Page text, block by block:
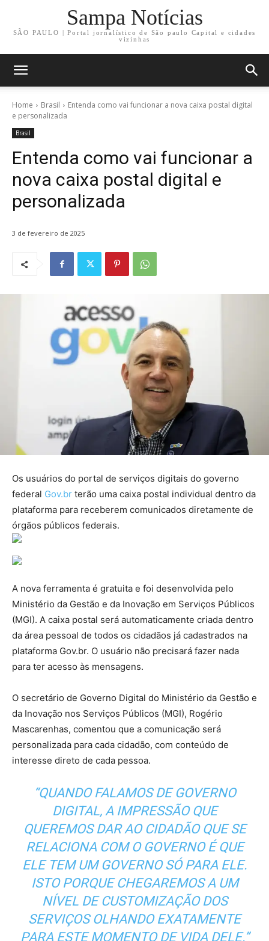
Sampa Notícias
SÃO PAULO | Portal jornalístico de São paulo Capital e cidades
vizinhas
Home Brasil
Entenda como vai funcionar a nova caixa postal digital
e personalizada
Brasil
Entenda como vai funcionar a
nova caixa postal digital e
personalizada
3 de fevereiro de 2025
Os usuários do portal de serviços digitais do governo
federal Gov.br terão uma caixa postal individual dentro da
plataforma para receberem comunicados diretamente de
órgãos públicos federais.
A nova ferramenta é gratuita e foi desenvolvida pelo
Ministério da Gestão e da Inovação em Serviços Públicos
(MGI). A caixa postal será automaticamente criada dentro
da área pessoal de todos os cidadãos já cadastrados na
plataforma Gov.br. O usuário não precisará fazer nada
para ter acesso às mensagens.
O secretário de Governo Digital do Ministério da Gestão e
da Inovação nos Serviços Públicos (MGI), Rogério
Mascarenhas, comentou que a comunicação será
personalizada para cada cidadão, com conteúdo de
interesse direto de cada pessoa.
“QUANDO FALAMOS DE GOVERNO
DIGITAL, A IMPRESSÃO QUE
QUEREMOS DAR AO CIDADÃO QUE SE
RELACIONA COM O GOVERNO É QUE
ELE TEM UM GOVERNO SÓ PARA ELE.
ISTO PORQUE CHEGAREMOS A UM
NÍVEL DE CUSTOMIZAÇÃO DOS
SERVIÇOS OLHANDO EXATAMENTE
PARA ESTE MOMENTO DE VIDA DELE.”